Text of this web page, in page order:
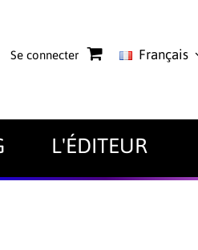
Se connecter Français
L'ÉDITEUR